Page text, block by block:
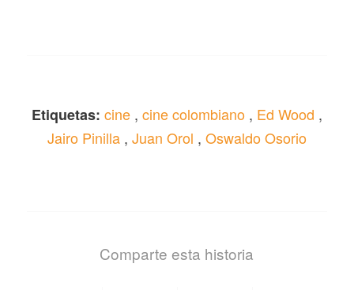
Etiquetas: cine, cine colombiano, Ed Wood ,
Jairo Pinilla, Juan Orol , Oswaldo Osorio
Comparte esta historia